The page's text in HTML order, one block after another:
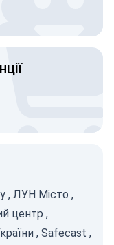
, ЛУН Місто ,
центр ,
, Safecast ,